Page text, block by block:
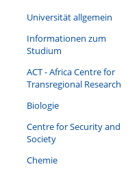
Universität allgemein
Informationen zum
Studium
ACT - Africa Centre for
Transregional Research
Biologie
Centre for Security and
Society
Chemie